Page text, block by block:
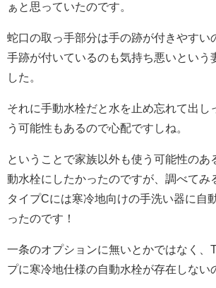
ぁと思っていたのです。
蛇口の取っ手部分は手の跡が付きやすい
手跡が付いているのも気持ち悪いという
した。
それに手動水栓だと水を止め忘れて出し
う可能性もあるので心配ですしね。
ということで家族以外も使う可能性のあ
動水栓にしたかったのですが、調べてみ
タイプCには寒冷地向けの手洗い器に自
ったのです！
一条のオプションに無いとかではなく、
プに寒冷地仕様の自動水栓が存在しない